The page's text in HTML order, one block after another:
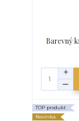
Barevný
TOP produkt
Novinka